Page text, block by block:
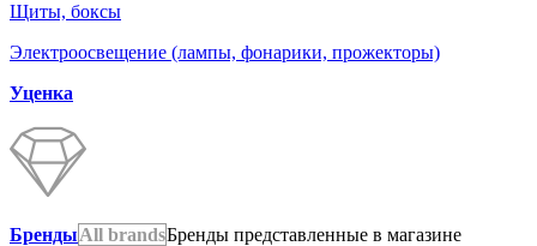
Щиты, боксы
Электроосвещение (лампы, фонарики, прожекторы)
Уценка
БрендыAll brandsБренды представленные в магазине